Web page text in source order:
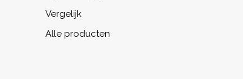
Vergelijk
Alle producten